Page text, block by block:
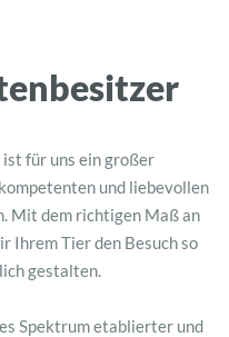
für uns ein großer
und liebevollen
Mit dem richtigen Maß an
Ihrem Tier den Besuch so
gestalten.
Spektrum etablierter und